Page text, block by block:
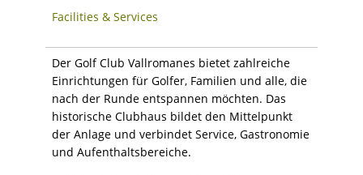
Facilities & Services
Der Golf Club Vallromanes bietet zahlreiche
Einrichtungen für Golfer, Familien und alle, die
nach der Runde entspannen möchten. Das
historische Clubhaus bildet den Mittelpunkt
der Anlage und verbindet Service, Gastronomie
und Aufenthaltsbereiche.